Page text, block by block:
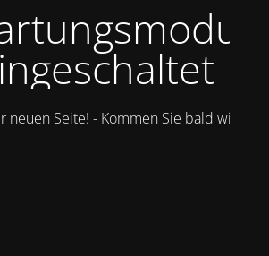
Seite! - Kommen Sie bald wieder.